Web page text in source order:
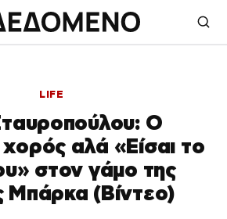
LIFE
Ο
αλά «Είσαι το
στον γάμο της
Μπάρκα (Βίντεο)